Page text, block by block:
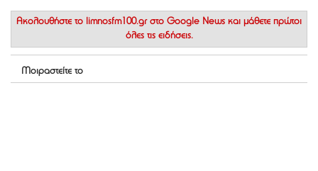
Ακολουθήστε το limnosfm100.gr στο Google News και μάθετε πρώτοι
όλες τις ειδήσεις.
Μοιραστείτε το